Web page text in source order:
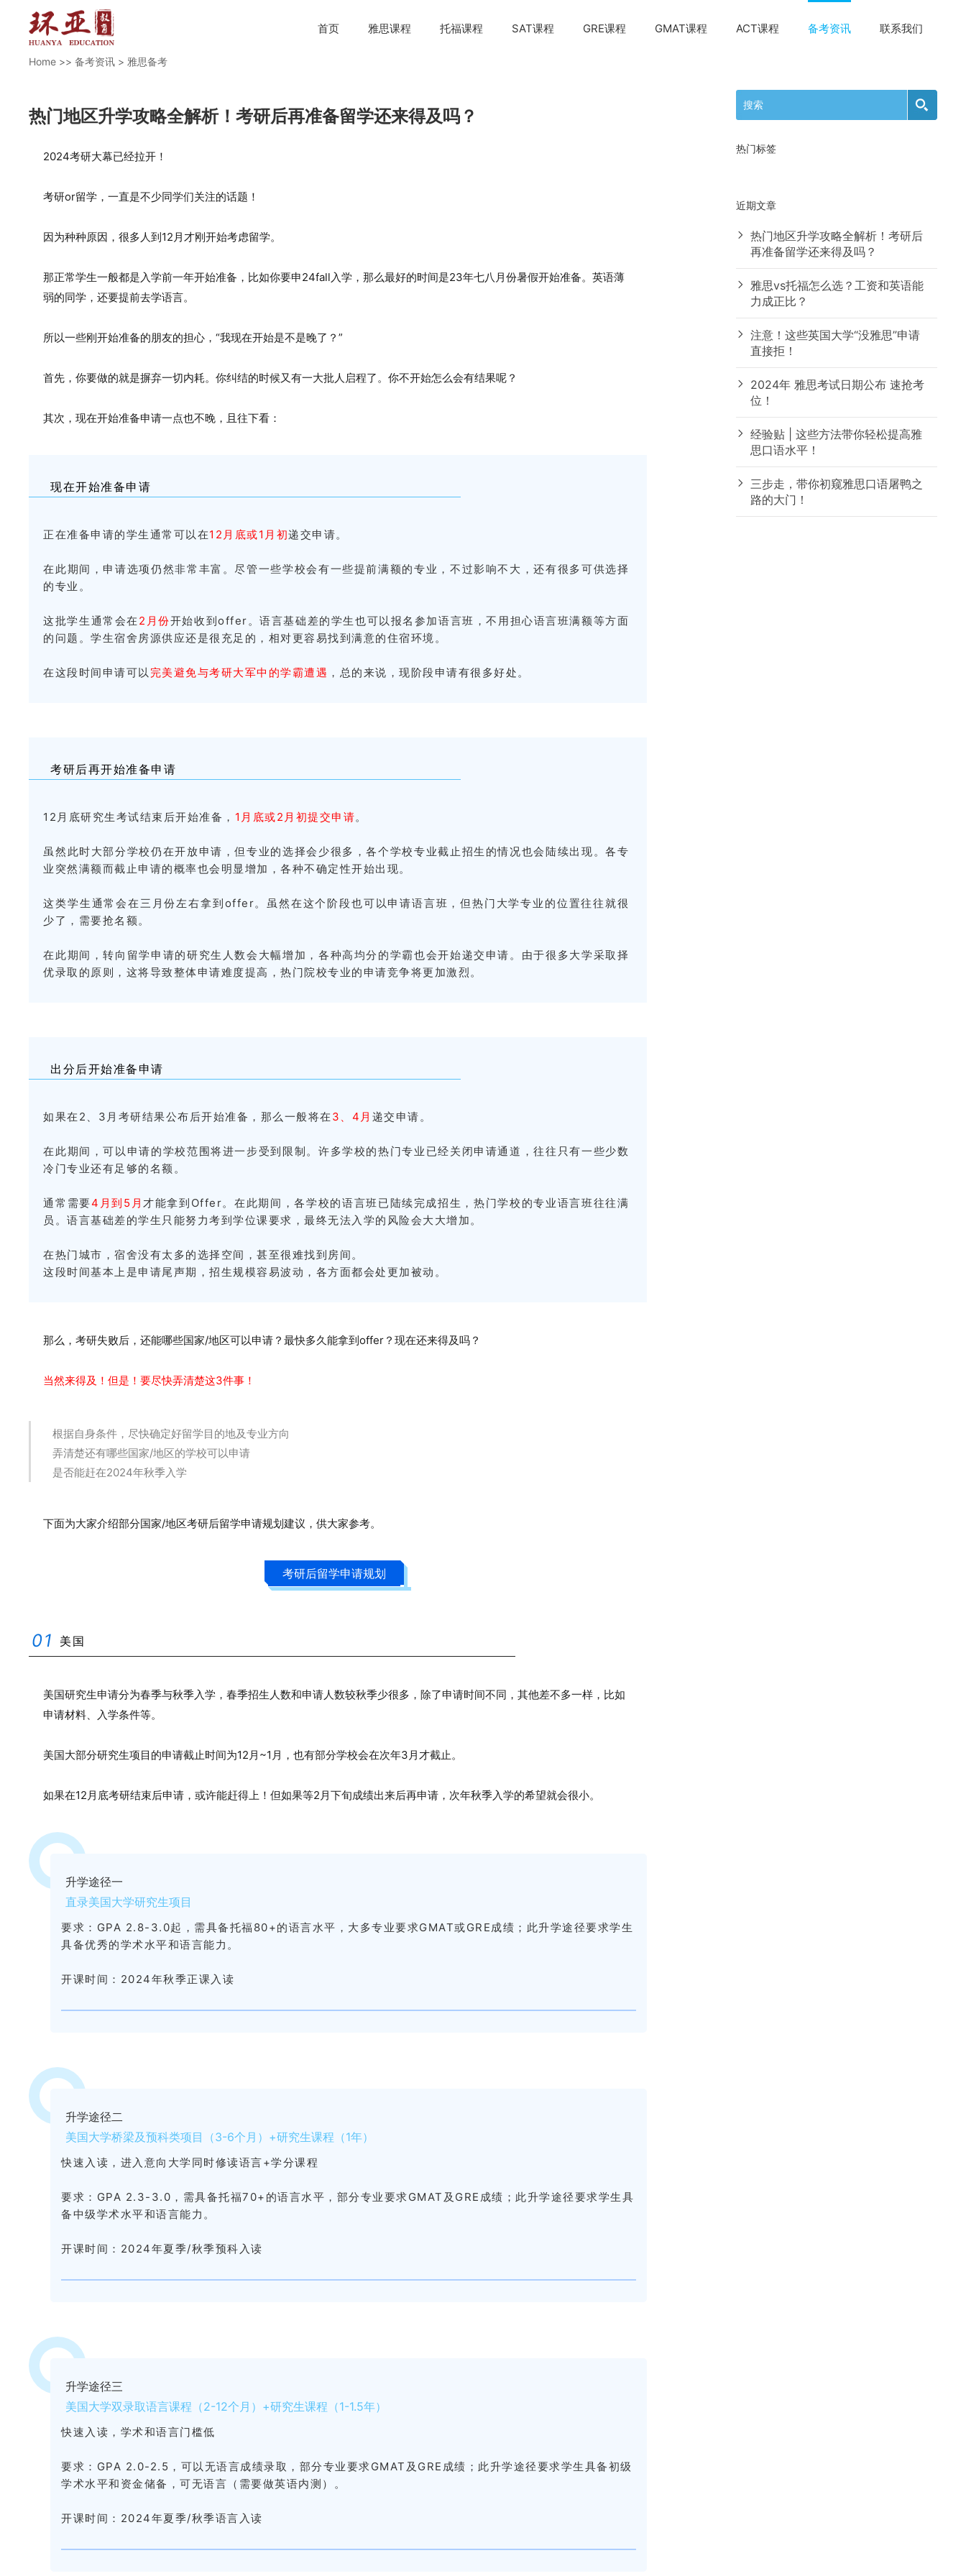
首页 雅思课程 托福课程 SAT课程 GRE课程 GMAT课程 ACT课程 备考资讯 联系我们
Home >> 备考资讯 > 雅思备考
热门地区升学攻略全解析！考研后再准备留学还来得及吗？
2024考研大幕已经拉开！
考研or留学，一直是不少同学们关注的话题！
因为种种原因，很多人到12月才刚开始考虑留学。
那正常学生一般都是入学前一年开始准备，比如你要申24fall入学，那么最好的时间是23年七八月份暑假开始准备。英语薄
弱的同学，还要提前去学语言。
所以一些刚开始准备的朋友的担心，“我现在开始是不是晚了？”
首先，你要做的就是摒弃一切内耗。你纠结的时候又有一大批人启程了。你不开始怎么会有结果呢？
其次，现在开始准备申请一点也不晚，且往下看：
现在开始准备申请
正在准备申请的学生通常可以在12月底或1月初递交申请。
在此期间，申请选项仍然非常丰富。尽管一些学校会有一些提前满额的专业，不过影响不大，还有很多可供选择
的专业。
这批学生通常会在 2月份开始收到offer。语言基础差的学生也可以报名参加语言班，不用担心语言班满额等方面
的问题。学生宿舍房源供应还是很充足的，相对更容易找到满意的住宿环境。
在这段时间申请可以 完美避免与考研大军中的学霸遭遇 ，总的来说，现阶段申请有很多好处。
考研后再开始准备申请
12月底研究生考试结束后开始准备， 1月底或2月初提交申请。
虽然此时大部分学校仍在开放申请，但专业的选择会少很多，各个学校专业截止招生的情况也会陆续出现。各专
业突然满额而截止申请的概率也会明显增加，各种不确定性开始出现。
这类学生通常会在三月份左右拿到offer。虽然在这个阶段也可以申请语言班，但热门大学专业的位置往往就很
少了，需要抢名额。
在此期间，转向留学申请的研究生人数会大幅增加，各种高均分的学霸也会开始递交申请。由于很多大学采取择
优录取的原则，这将导致整体申请难度提高，热门院校专业的申请竞争将更加激烈。
出分后开始准备申请
如果在2、3月考研结果公布后开始准备，那么一般将在 3、4月 递交申请。
在此期间，可以申请的学校范围将进一步受到限制。许多学校的热门专业已经关闭申请通道，往往只有一些少数
冷门专业还有足够的名额。
通常需要4月到5月才能拿到Offer。在此期间，各学校的语言班已陆续完成招生，热门学校的专业语言班往往满
员。语言基础差的学生只能努力考到学位课要求，最终无法入学的风险会大大增加。
在热门城市，宿舍没有太多的选择空间，甚至很难找到房间。
这段时间基本上是申请尾声期，招生规模容易波动，各方面都会处更加被动。
那么，考研失败后，还能哪些国家/地区可以申请？最快多久能拿到offer？现在还来得及吗？
当然来得及！但是！要尽快弄清楚这3件事！
根据自身条件，尽快确定好留学目的地及专业方向
弄清楚还有哪些国家/地区的学校可以申请
是否能赶在2024年秋季入学
下面为大家介绍部分国家/地区考研后留学申请规划建议，供大家参考。
考研后留学申请规划
01 美国
美国研究生申请分为春季与秋季入学，春季招生人数和申请人数较秋季少很多，除了申请时间不同，其他差不多一样，比如
申请材料、入学条件等。
美国大部分研究生项目的申请截止时间为12月~1月，也有部分学校会在次年3月才截止。
如果在12月底考研结束后申请，或许能赶得上！但如果等2月下旬成绩出来后再申请，次年秋季入学的希望就会很小。
升学途径一
直录美国大学研究生项目
要求： GPA 2.8-3.0起，需具备托福80+的语言水平，大多专业要求GMAT或GRE成绩；此升学途径要求学生
具备优秀的学术水平和语言能力。
开课时间： 2024年秋季正课入读
升学途径二
美国大学桥梁及预科类项目（3-6个月）+研究生课程（1年）
快速入读，进入意向大学同时修读语言+学分课程
要求： GPA 2.3-3.0，需具备托福70+的语言水平，部分专业要求GMAT及GRE成绩；此升学途径要求学生具
备中级学术水平和语言能力。
开课时间： 2024年夏季/秋季预科入读
升学途径三
美国大学双录取语言课程（2-12个月）+研究生课程（1-1.5年）
快速入读，学术和语言门槛低
要求： GPA 2.0-2.5，可以无语言成绩录取，部分专业要求GMAT及GRE成绩；此升学途径要求学生具备初级
学术水平和资金储备，可无语言（需要做英语内测）。
开课时间： 2024年夏季/秋季语言入读
热门标签
近期文章
热门地区升学攻略全解析！考研后
再准备留学还来得及吗？
雅思vs托福怎么选？工资和英语能
力成正比？
注意！这些英国大学“没雅思”申请
直接拒！
2024年 雅思考试日期公布 速抢考
位！
经验贴 | 这些方法带你轻松提高雅
思口语水平！
三步走，带你初窥雅思口语屠鸭之
路的大门！